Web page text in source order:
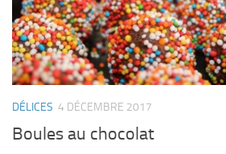
DÉLICES 4 DÉCEMBRE 2017
Boules au chocolat